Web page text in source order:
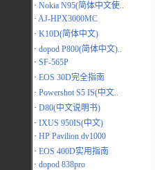
· Nokia N95(简体中文使..
· AJ-HPX3000MC
· K10D(简体中文)
· dopod P800(简体中文)..
· SF-565P
· EOS 30D完全指南
· Powershot S5 IS(中文..
· D80(中文说明书)
· IXUS 950IS(中文)
· HP Pavilion dv1000
· EOS 400D实用指南
· dopod 838pro